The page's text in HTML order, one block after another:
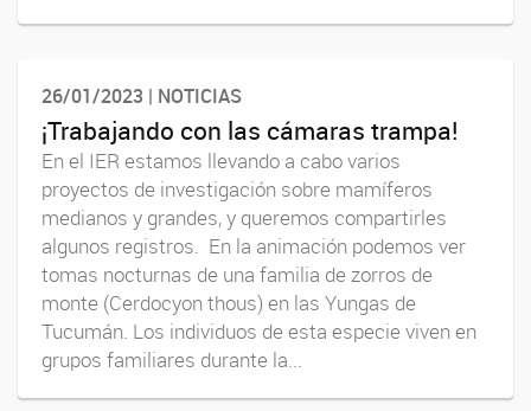
26/01/2023 | NOTICIAS
¡Trabajando con las cámaras trampa!
En el IER estamos llevando a cabo varios
proyectos de investigación sobre mamíferos
medianos y grandes, y queremos compartirles
algunos registros. En la animación podemos ver
tomas nocturnas de una familia de zorros de
monte (Cerdocyon thous) en las Yungas de
Tucumán. Los individuos de esta especie viven en
grupos familiares durante la...